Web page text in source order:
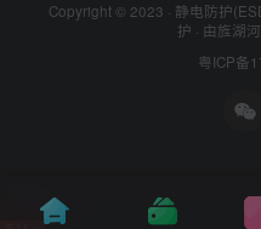
Copyright © 2023 · 静电防护
护 · 由旌湖
粤ICP备